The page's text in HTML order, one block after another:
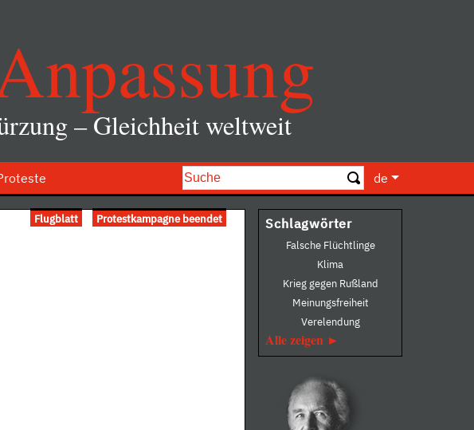
– Gleichheit weltweit
de
Flugblatt Protestkampagne beendet Schlagwörter
Falsche Flüchtlinge
Klima
Krieg gegen Rußland
Meinungsfreiheit
Verelendung
Alle zeigen